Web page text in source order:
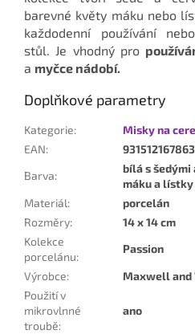
barevné květy máku nebo
každodenní používání
stůl. Je vhodný pro
a myčce nádobí.
Doplňkové parametry
Kategorie:
Misky na
EAN:
Barva:
bílá s
máku a
Materiál:
porcelán
Rozměry:
14 x 14 cm
Kolekce
porcelánu:
Passion
Výrobce:
Maxwell
Použití v
mikrovlnné
troubě:
ano